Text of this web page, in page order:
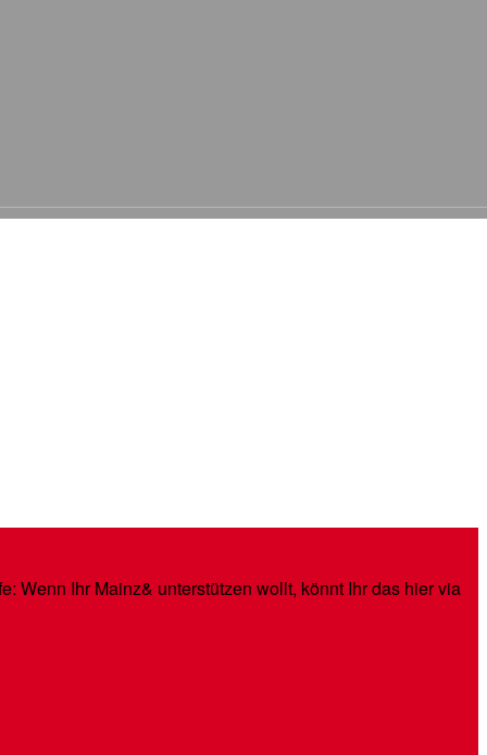
Wenn Ihr Mainz& unterstützen wollt, könnt Ihr das hier via